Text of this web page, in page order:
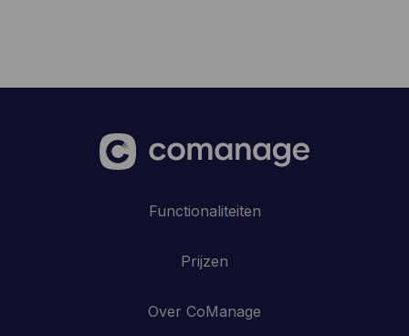
Functionaliteiten
Prijzen
Over CoManage